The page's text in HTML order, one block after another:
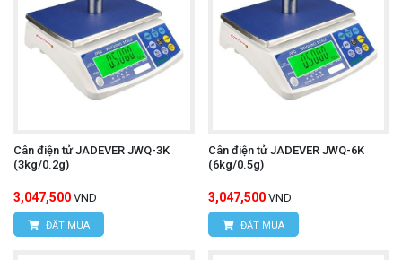
Cân điện tử JADEVER JWQ-3K
(3kg/0.2g)
3,047,500 VND
ĐẶT MUA
Cân điện tử JADEVER JWQ-6K
(6kg/0.5g)
3,047,500 VND
ĐẶT MUA